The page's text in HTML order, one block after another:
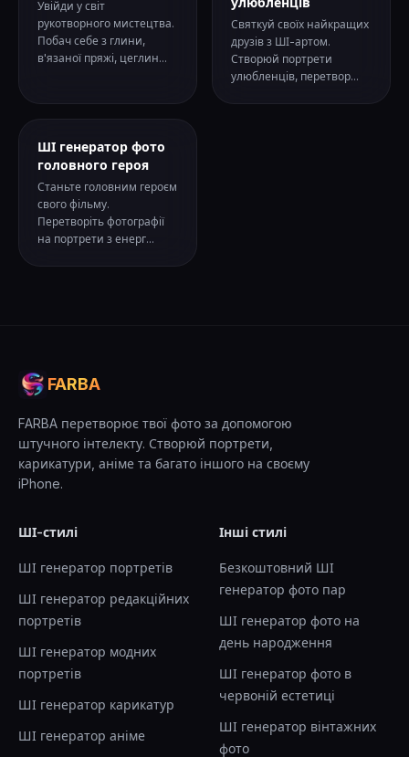
Увійди у світ
рукотворного мистецтва.
Побач себе з глини,
в'язаної пряжі, цеглин...
Святкуй своїх найкращих
друзів з ШІ-артом.
Створюй портрети
улюбленців, перетвор...
ШІ генератор фото
головного героя
Станьте головним героєм
свого фільму.
Перетворіть фотографії
на портрети з енерг...
FARBA
FARBA перетворює твої фото за допомогою
штучного інтелекту. Створюй портрети,
карикатури, аніме та багато іншого на своєму
iPhone.
ШІ-стилі
ШІ генератор портретів
ШІ генератор редакційних
портретів
ШІ генератор модних
портретів
ШІ генератор карикатур
ШІ генератор аніме
Інші стилі
Безкоштовний ШІ
генератор фото пар
ШІ генератор фото на
день народження
ШІ генератор фото в
червоній естетиці
ШІ генератор вінтажних
фото